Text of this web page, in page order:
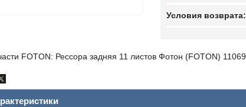
FOTON: Рессора задняя 11 листов Фотон (FOTON)